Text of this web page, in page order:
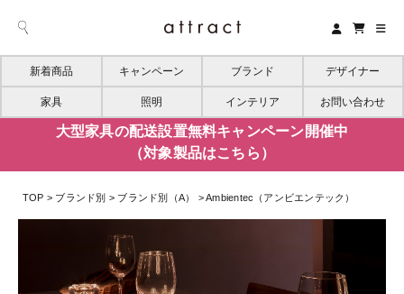
新着商品 キャンペーン ブランド デザイナー
家具 照明 インテリア お問い合わせ
大型家具の配送設置無料キャンペーン開催中
（対象製品はこちら）
TOP ブランド別 ブランド別（A） Ambientec（アンビエンテック）